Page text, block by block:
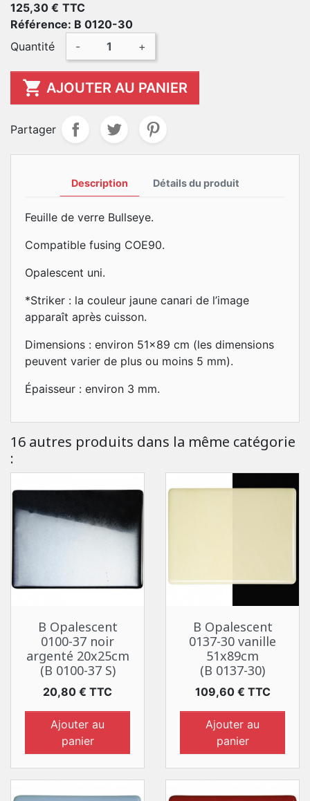
125,30 € TTC
Référence: B 0120-30
Quantité
- +
 AJOUTER AU PANIER
Partager
Description Détails du produit
Feuille de verre Bullseye.
Compatible fusing COE90.
Opalescent uni.
*Striker : la couleur jaune canari de l’image
apparaît après cuisson.
Dimensions : environ 51x89 cm (les dimensions
peuvent varier de plus ou moins 5 mm).
Épaisseur : environ 3 mm.
16 autres produits dans la même catégorie
:
B Opalescent
0100-37 noir
argenté 20x25cm
(B 0100-37 S)
Prix
20,80 € TTC
Ajouter au
panier
B Opalescent
0137-30 vanille
51x89cm
(B 0137-30)
Prix
109,60 € TTC
Ajouter au
panier